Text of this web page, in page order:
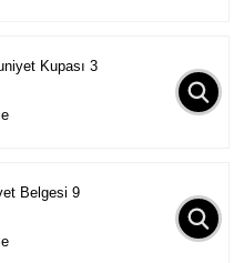
Kupası 3
Belgesi 9